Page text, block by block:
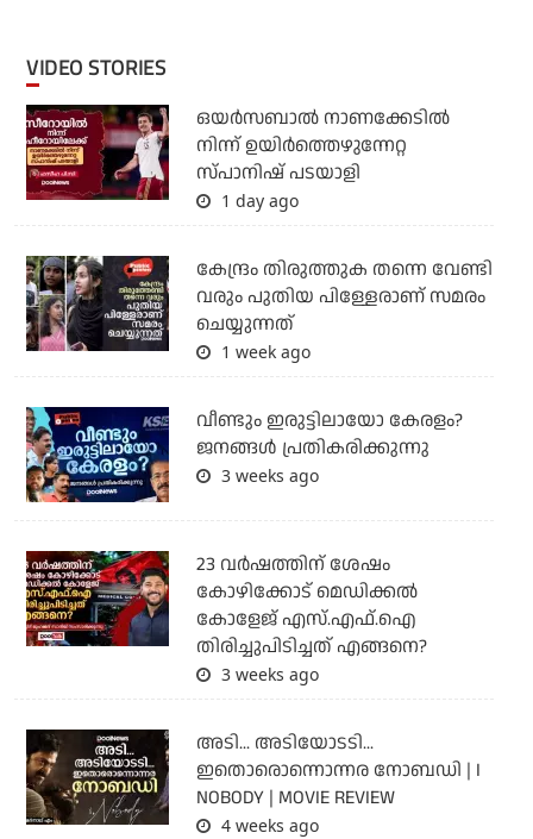
VIDEO STORIES
ഒയര്‍സബാൽ നാണക്കേടിൽ
നിന്ന് ഉയിർത്തെഴുന്നേറ്റ
സ്പാനിഷ് പടയാളി
1 day ago
കേന്ദ്രം തിരുത്തുക തന്നെ വേണ്ടി
വരും പുതിയ പിള്ളേരാണ് സമരം
ചെയ്യുന്നത്
1 week ago
വീണ്ടും ഇരുട്ടിലായോ കേരളം?
ജനങ്ങൾ പ്രതികരിക്കുന്നു
3 weeks ago
23 വർഷത്തിന് ശേഷം
കോഴിക്കോട് മെഡിക്കൽ
കോളേജ് എസ്.എഫ്.ഐ
തിരിച്ചുപിടിച്ചത് എങ്ങനെ?
3 weeks ago
അടി... അടിയോടടി...
ഇതൊരൊന്നൊന്നര നോബഡി | I
NOBODY | MOVIE REVIEW
4 weeks ago